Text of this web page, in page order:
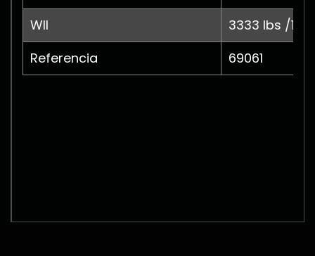
Wll
3333 lbs /
Referencia
69061